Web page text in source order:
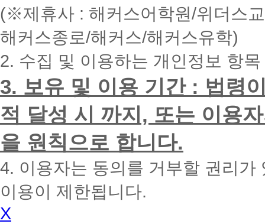
간
내
에
화
드
리
겠
습
니
다.
(※제휴사 : 해커스어학원/위더스
해커스종로/해커스/해커스유학)
2. 수집 및 이용하는 개인정보 항
3. 보유 및 이용 기간 : 법령
적 달성 시 까지, 또는 이용
을 원칙으로 합니다.
4. 이용자는 동의를 거부할 권리
이용이 제한됩니다.
X